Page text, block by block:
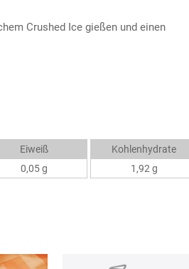
Crushed Ice gießen und einen
Eiweiß
0,05 g
Kohlenhydrate
1,92 g